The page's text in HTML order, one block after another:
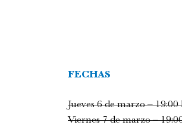
FECHAS
Jueves 6 de marzo –
Viernes 7 de marzo –